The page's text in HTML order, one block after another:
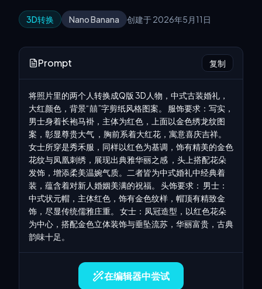
3D转换 Nano Banana 创建于 2026年5月11日
Prompt 复制
将照片里的两个人转换成Q版 3D人物，中式古装婚礼，
大红颜色，背景“囍”字剪纸风格图案。 服饰要求：写实，
男士身着长袍马褂，主体为红色，上面以金色绣龙纹图
案，彰显尊贵大气 ，胸前系着大红花，寓意喜庆吉祥。
女士所穿是秀禾服，同样以红色为基调，饰有精美的金色
花纹与凤凰刺绣，展现出典雅华丽之感 ，头上搭配花朵
发饰，增添柔美温婉气质。二者皆为中式婚礼中经典着
装，蕴含着对新人婚姻美满的祝福。 头饰要求： 男士：
中式状元帽，主体红色，饰有金色纹样，帽顶有精致金
饰，尽显传统儒雅庄重。 女士：凤冠造型，以红色花朵
为中心，搭配金色立体装饰与垂坠流苏，华丽富贵，古典
韵味十足。
在编辑器中尝试